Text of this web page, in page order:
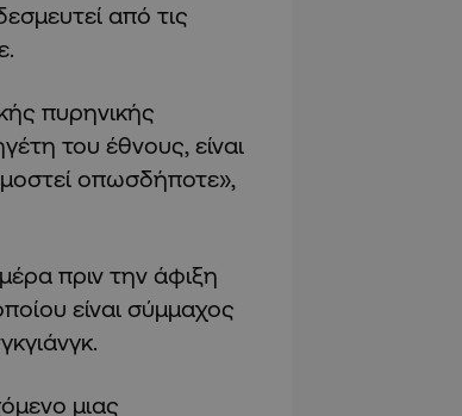
από τις
πυρηνικής
του έθνους, είναι
οπωσδήποτε»,
πριν την άφιξη
είναι σύμμαχος
μιας